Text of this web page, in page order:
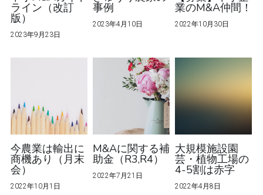
ライン（改訂
版）
2023年9月23日
事例
2023年4月10日
業のM&A仲間！
2022年10月30日
今農業は輸出に
商機あり（月末
会）
2022年10月1日
M&Aに関する補
助金（R3,R4）
2022年7月21日
大規模施設園
芸・植物工場の
4-5割は赤字
2022年4月8日